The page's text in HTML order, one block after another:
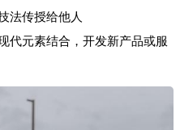
法传授给他人
代元素结合，开发新产品或服